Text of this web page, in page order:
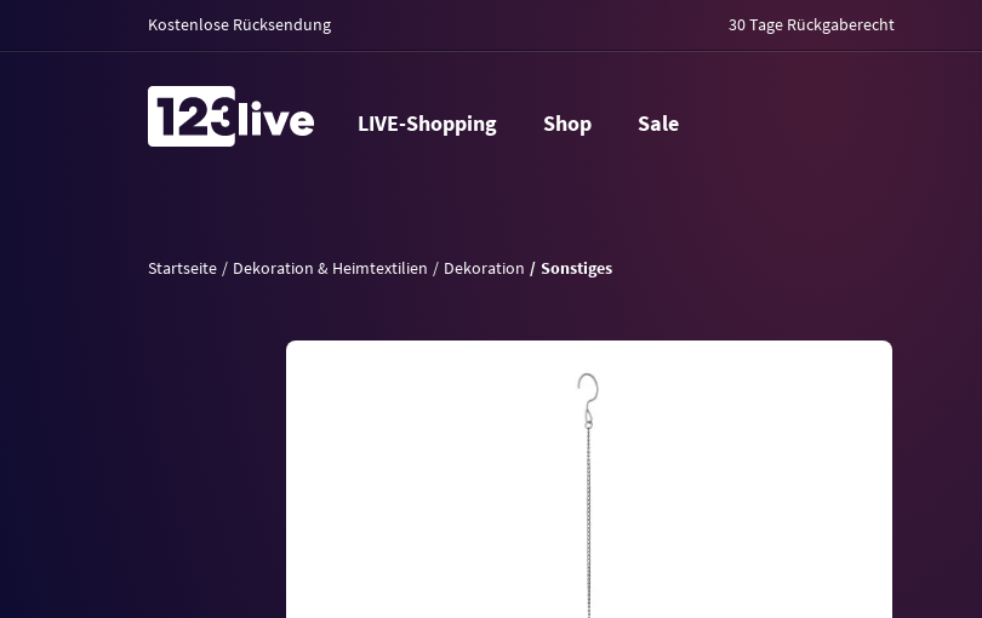
Kostenlose Rücksendung 30 Tage Rückgaberecht
LIVE-Shopping Shop Sale
Startseite Dekoration & Heimtextilien Dekoration Sonstiges